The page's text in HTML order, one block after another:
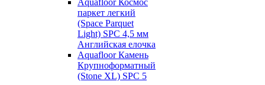
Aquafloor Космос
паркет легкий
(Space Parquet
Light) SPC 4,5 мм
Английская елочка
Aquafloor Камень
Крупноформатный
(Stone XL) SPC 5